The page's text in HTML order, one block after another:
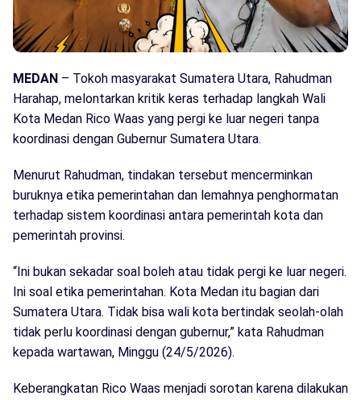
MEDAN – Tokoh masyarakat Sumatera Utara, Rahudman
Harahap, melontarkan kritik keras terhadap langkah Wali
Kota Medan Rico Waas yang pergi ke luar negeri tanpa
koordinasi dengan Gubernur Sumatera Utara.
Menurut Rahudman, tindakan tersebut mencerminkan
buruknya etika pemerintahan dan lemahnya penghormatan
terhadap sistem koordinasi antara pemerintah kota dan
pemerintah provinsi.
“Ini bukan sekadar soal boleh atau tidak pergi ke luar negeri.
Ini soal etika pemerintahan. Kota Medan itu bagian dari
Sumatera Utara. Tidak bisa wali kota bertindak seolah-olah
tidak perlu koordinasi dengan gubernur,” kata Rahudman
kepada wartawan, Minggu (24/5/2026).
Keberangkatan Rico Waas menjadi sorotan karena dilakukan